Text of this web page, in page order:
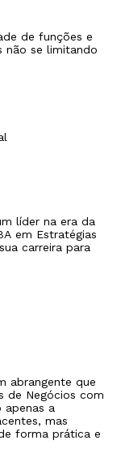
de funções e
não se limitando
líder na era da
em Estratégias
carreira para
abrangente que
de Negócios com
apenas a
mas
forma prática e